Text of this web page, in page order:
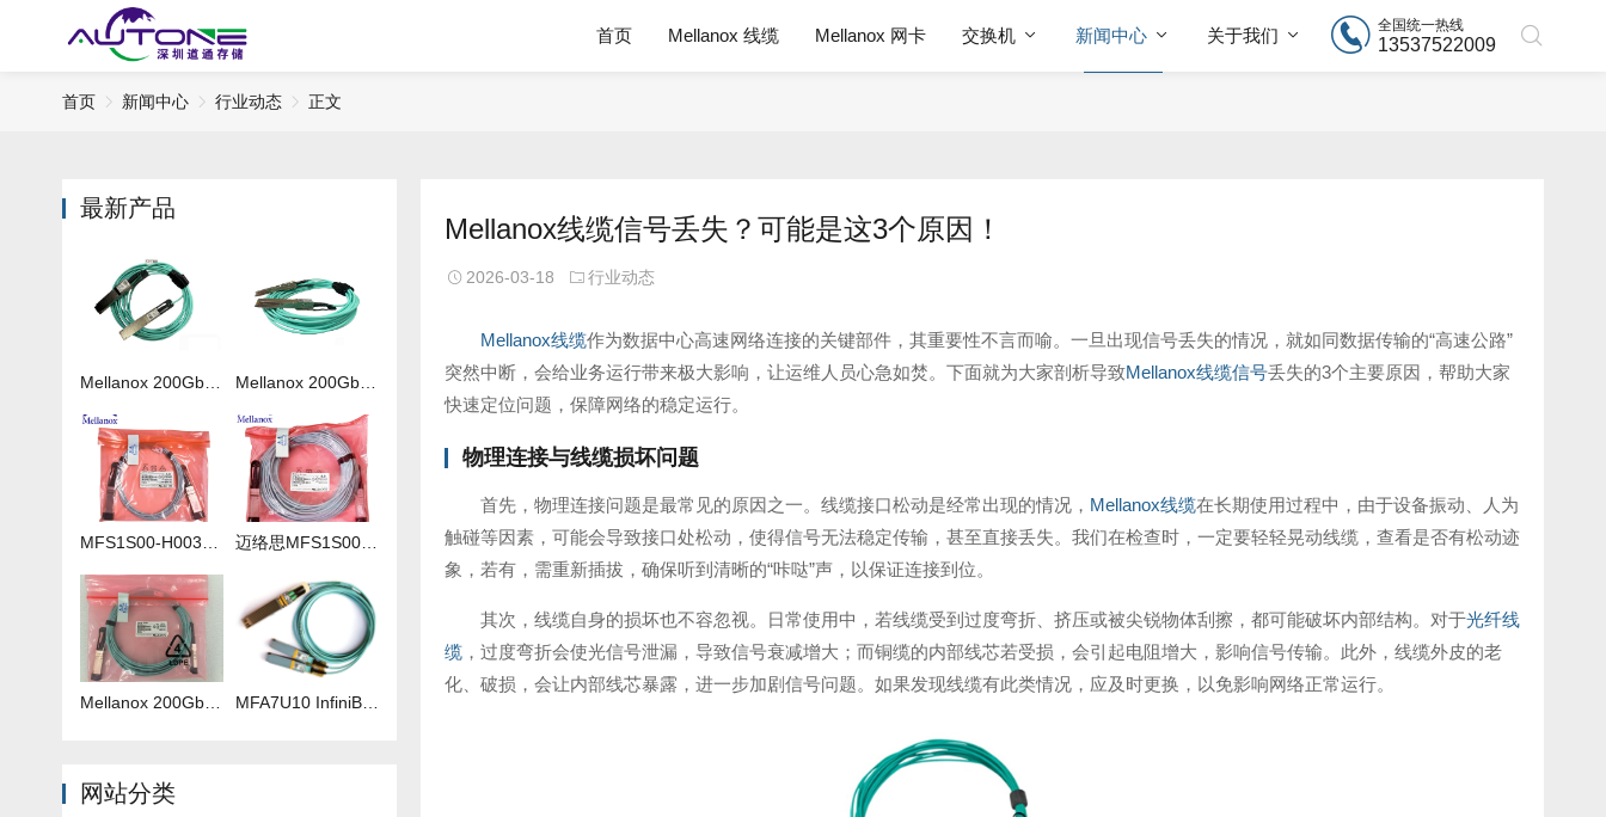
首页 Mellanox 线缆 Mellanox 网卡 交换机 新闻中心 关于我们
全国统一热线
13537522009
首页 新闻中心 行业动态 正文
Mellanox线缆信号丢失？可能是这3个原因！
2026-03-18 行业动态
Mellanox线缆作为数据中心高速网络连接的关键部件，其重要性不言而喻。一旦出现信号丢失的情况，就如同数据传输的“高速公路”
突然中断，会给业务运行带来极大影响，让运维人员心急如焚。下面就为大家剖析导致Mellanox线缆信号丢失的3个主要原因，帮助大家
快速定位问题，保障网络的稳定运行。
物理连接与线缆损坏问题
首先，物理连接问题是最常见的原因之一。线缆接口松动是经常出现的情况， Mellanox线缆在长期使用过程中，由于设备振动、人为
触碰等因素，可能会导致接口处松动，使得信号无法稳定传输，甚至直接丢失。我们在检查时，一定要轻轻晃动线缆，查看是否有松动迹
象，若有，需重新插拔，确保听到清晰的“咔哒”声，以保证连接到位。
其次，线缆自身的损坏也不容忽视。日常使用中，若线缆受到过度弯折、挤压或被尖锐物体刮擦，都可能破坏内部结构。对于光纤线
缆 ，过度弯折会使光信号泄漏，导致信号衰减增大；而铜缆的内部线芯若受损，会引起电阻增大，影响信号传输。此外，线缆外皮的老
化、破损，会让内部线芯暴露，进一步加剧信号问题。如果发现线缆有此类情况，应及时更换，以免影响网络正常运行。
最新产品
网站分类